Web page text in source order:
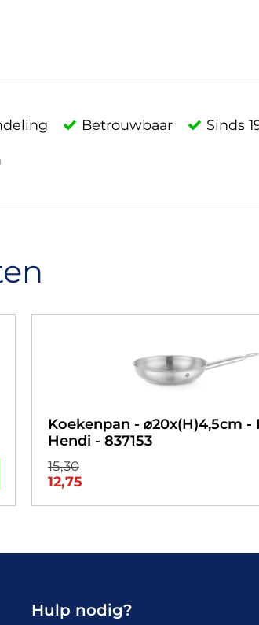
Betrouwbaar Sinds
Koekenpan - ⌀20x(H)4,5cm -
Hendi - 837153
15,30
12,75
Hulp nodig?